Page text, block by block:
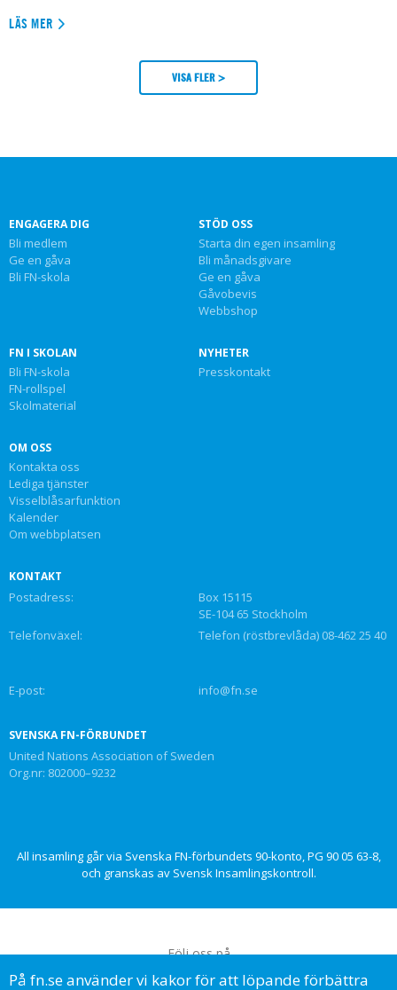
LÄS MER
VISA FLER >
ENGAGERA DIG
Bli medlem
Ge en gåva
Bli FN-skola
STÖD OSS
Starta din egen insamling
Bli månadsgivare
Ge en gåva
Gåvobevis
Webbshop
FN I SKOLAN
Bli FN-skola
FN-rollspel
Skolmaterial
NYHETER
Presskontakt
OM OSS
Kontakta oss
Lediga tjänster
Visselblåsarfunktion
Kalender
Om webbplatsen
KONTAKT
Postadress:
Box 15115
SE-104 65 Stockholm
Telefonväxel:
Telefon (röstbrevlåda) 08-462 25 40
E-post: info@fn.se
SVENSKA FN-FÖRBUNDET
United Nations Association of Sweden
Org.nr: 802000–9232
All insamling går via Svenska FN-förbundets 90-konto, PG 90 05 63-8,
och granskas av Svensk Insamlingskontroll.
Följ oss på
På fn.se använder vi kakor för att löpande förbättra